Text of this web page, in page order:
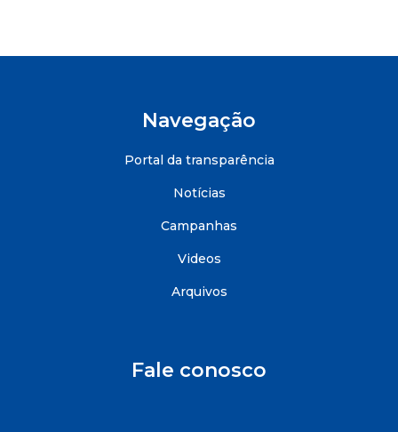
Navegação
Portal da transparência
Notícias
Campanhas
Videos
Arquivos
Fale conosco